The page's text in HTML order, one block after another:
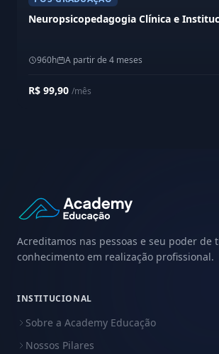
Neuropsicopedagogia Clínica e
960h A partir de 4 meses
R$ 99,90 /mês
Acreditamos nas pessoas e seu poder de
conhecimento em realização profissional.
INSTITUCIONAL
Sobre a Academy Educação
Nossos Pilares